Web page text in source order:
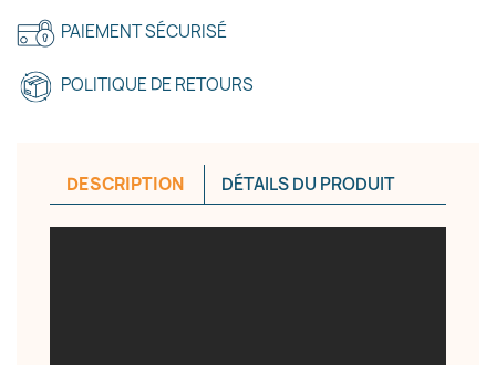
PAIEMENT SÉCURISÉ
POLITIQUE DE RETOURS
DESCRIPTION DÉTAILS DU PRODUIT